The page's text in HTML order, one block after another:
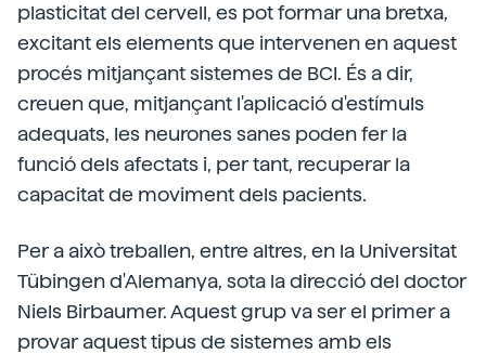
plasticitat del cervell, es pot formar una bretxa,
excitant els elements que intervenen en aquest
procés mitjançant sistemes de BCI. És a dir,
creuen que, mitjançant l'aplicació d'estímuls
adequats, les neurones sanes poden fer la
funció dels afectats i, per tant, recuperar la
capacitat de moviment dels pacients.
Per a això treballen, entre altres, en la Universitat
Tübingen d'Alemanya, sota la direcció del doctor
Niels Birbaumer. Aquest grup va ser el primer a
provar aquest tipus de sistemes amb els